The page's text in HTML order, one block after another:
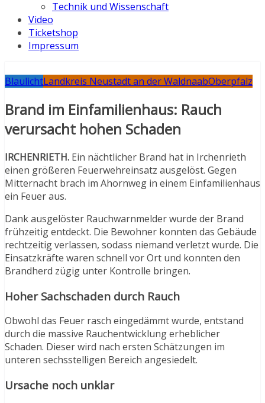
Technik und Wissenschaft
Video
Ticketshop
Impressum
BlaulichtLandkreis Neustadt an der WaldnaabOberpfalz
Brand im Einfamilienhaus: Rauch
verursacht hohen Schaden
IRCHENRIETH. Ein nächtlicher Brand hat in Irchenrieth
einen größeren Feuerwehreinsatz ausgelöst. Gegen
Mitternacht brach im Ahornweg in einem Einfamilienhaus
ein Feuer aus.
Dank ausgelöster Rauchwarnmelder wurde der Brand
frühzeitig entdeckt. Die Bewohner konnten das Gebäude
rechtzeitig verlassen, sodass niemand verletzt wurde. Die
Einsatzkräfte waren schnell vor Ort und konnten den
Brandherd zügig unter Kontrolle bringen.
Hoher Sachschaden durch Rauch
Obwohl das Feuer rasch eingedämmt wurde, entstand
durch die massive Rauchentwicklung erheblicher
Schaden. Dieser wird nach ersten Schätzungen im
unteren sechsstelligen Bereich angesiedelt.
Ursache noch unklar